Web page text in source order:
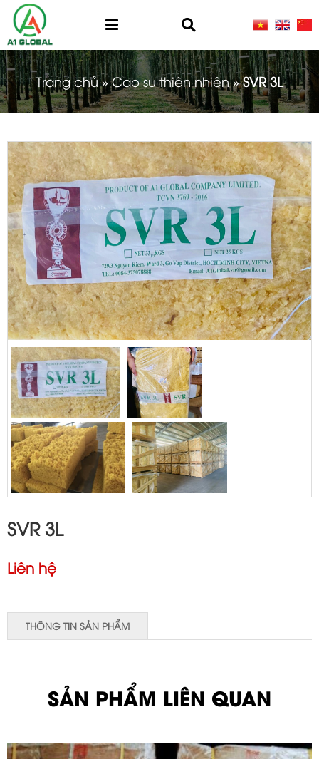
Trang chủ » Cao su thiên nhiên » SVR 3L
SVR 3L
Liên hệ
THÔNG TIN SẢN PHẨM
SẢN PHẨM LIÊN QUAN